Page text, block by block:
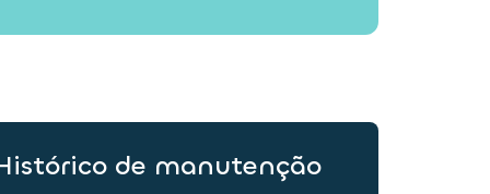
de manutenção